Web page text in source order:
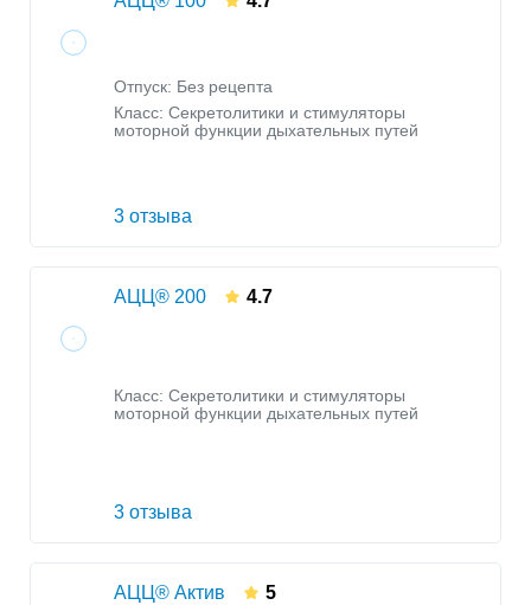
Отпуск: Без рецепта
Класс: Секретолитики и стимуляторы
моторной функции дыхательных путей
3 отзыва
АЦЦ® 200 4.7
Класс: Секретолитики и стимуляторы
моторной функции дыхательных путей
3 отзыва
АЦЦ® Актив 5